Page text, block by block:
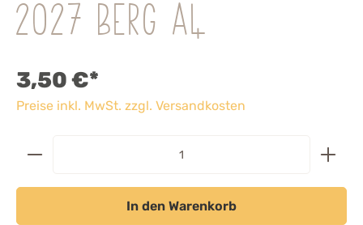
2027 Berg A4
3,50 €*
Preise inkl. MwSt. zzgl. Versandkosten
In den Warenkorb